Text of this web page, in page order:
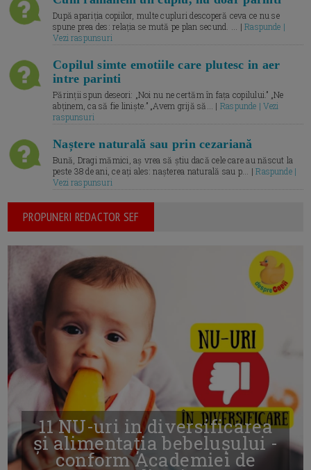
După apariția copiilor, multe cupluri descoperă ceva ce nu se
spune prea des: relația se mută pe plan secund. ... |Raspunde |
Vezi raspunsuri
Copilul simte emotiile care plutesc in aer
intre parinti
Părinții spun deseori: „Noi nu ne certăm în fața copilului.” „Ne
abținem, ca să fie liniște.” „Avem grijă să... | Raspunde | Vezi
raspunsuri
Naștere naturală sau prin cezariană
Bună, Dragi mămici, aș vrea să știu dacă cele care au născut la
peste 38 de ani, ce ați ales: nașterea naturală sau p... |Raspunde |
Vezi raspunsuri
PROPUNERI REDACTOR SEF
11 NU-uri in diversificarea
și alimentația bebelușului -
conform Academiei de